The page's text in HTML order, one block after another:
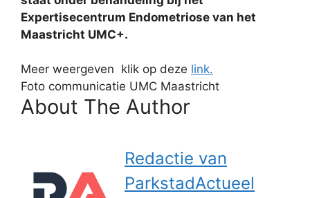
Expertisecentrum Endometriose van het
Maastricht UMC+.
Meer weergeven klik op deze link.
Foto communicatie UMC Maastricht
About The Author
Redactie van
ParkstadActueel